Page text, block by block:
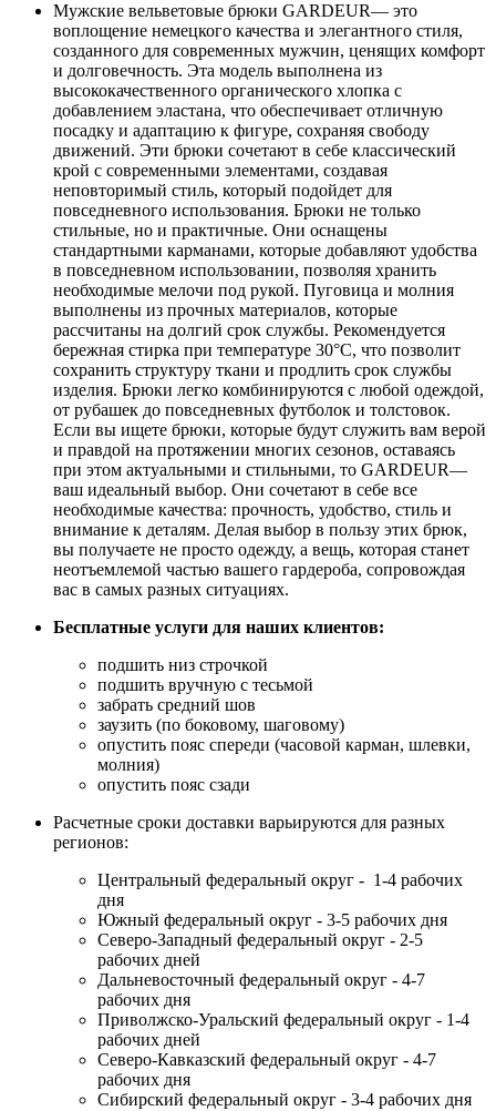
Мужские вельветовые брюки GARDEUR— это
воплощение немецкого качества и элегантного стиля,
созданного для современных мужчин, ценящих комфорт
и долговечность. Эта модель выполнена из
высококачественного органического хлопка с
добавлением эластана, что обеспечивает отличную
посадку и адаптацию к фигуре, сохраняя свободу
движений. Эти брюки сочетают в себе классический
крой с современными элементами, создавая
неповторимый стиль, который подойдет для
повседневного использования. Брюки не только
стильные, но и практичные. Они оснащены
стандартными карманами, которые добавляют удобства
в повседневном использовании, позволяя хранить
необходимые мелочи под рукой. Пуговица и молния
выполнены из прочных материалов, которые
рассчитаны на долгий срок службы. Рекомендуется
бережная стирка при температуре 30°С, что позволит
сохранить структуру ткани и продлить срок службы
изделия. Брюки легко комбинируются с любой одеждой,
от рубашек до повседневных футболок и толстовок.
Если вы ищете брюки, которые будут служить вам верой
и правдой на протяжении многих сезонов, оставаясь
при этом актуальными и стильными, то GARDEUR—
ваш идеальный выбор. Они сочетают в себе все
необходимые качества: прочность, удобство, стиль и
внимание к деталям. Делая выбор в пользу этих брюк,
вы получаете не просто одежду, а вещь, которая станет
неотъемлемой частью вашего гардероба, сопровождая
вас в самых разных ситуациях.
Бесплатные услуги для наших клиентов:
подшить низ строчкой
подшить вручную с тесьмой
забрать средний шов
заузить (по боковому, шаговому)
опустить пояс спереди (часовой карман, шлевки,
молния)
опустить пояс сзади
Расчетные сроки доставки варьируются для разных
регионов:
Центральный федеральный округ - 1-4 рабочих
дня
Южный федеральный округ - 3-5 рабочих дня
Северо-Западный федеральный округ - 2-5
рабочих дней
Дальневосточный федеральный округ - 4-7
рабочих дня
Приволжско-Уральский федеральный округ - 1-4
рабочих дней
Северо-Кавказский федеральный округ - 4-7
рабочих дня
Сибирский федеральный округ - 3-4 рабочих дня